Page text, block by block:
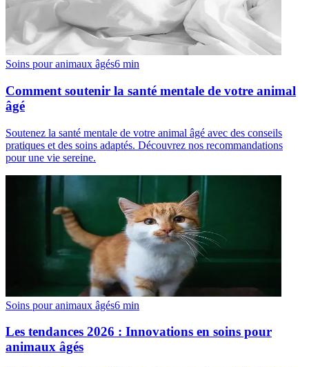
Soins pour animaux âgés6 min
Comment soutenir la santé mentale de votre animal
âgé
Soutenez la santé mentale de votre animal âgé avec des conseils
pratiques et des soins adaptés. Découvrez nos recommandations
pour une vie sereine.
Soins pour animaux âgés6 min
Les tendances 2026 : Innovations en soins pour
animaux âgés